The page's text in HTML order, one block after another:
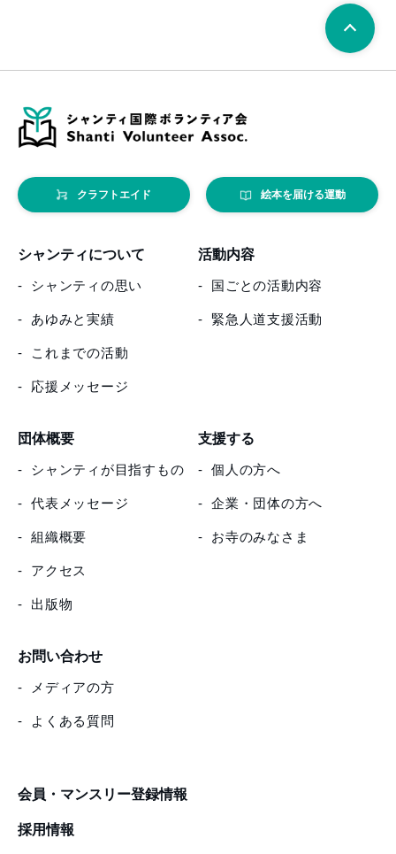
クラフトエイド 絵本を届ける運動
シャンティについて
シャンティの思い
あゆみと実績
これまでの活動
応援メッセージ
活動内容
国ごとの活動内容
緊急人道支援活動
団体概要
シャンティが目指すもの
代表メッセージ
組織概要
アクセス
出版物
支援する
個人の方へ
企業・団体の方へ
お寺のみなさま
お問い合わせ
メディアの方
よくある質問
会員・マンスリー登録情報
採用情報